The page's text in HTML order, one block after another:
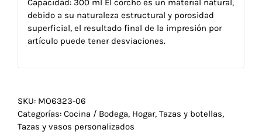
Capacidad: 300 ml El corcho es un material natural,
debido a su naturaleza estructural y porosidad
superficial, el resultado final de la impresión por
artículo puede tener desviaciones.
SKU: MO6323-06
Categorías: Cocina / Bodega, Hogar, Tazas y botellas,
Tazas y vasos personalizados